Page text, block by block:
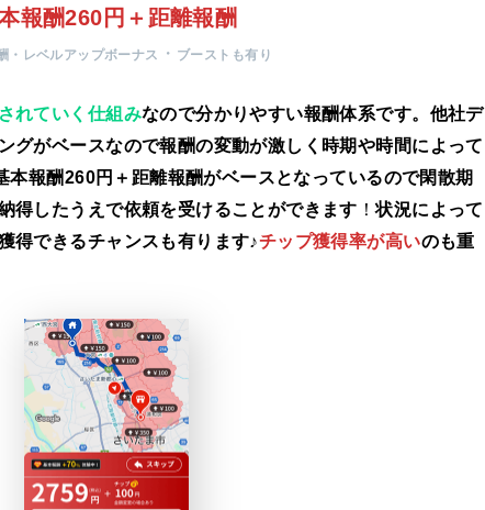
報酬260円＋距離報酬
・レベルアップボーナス ・ ブーストも有り
れていく仕組みなので分かりやすい報酬体系です。他社デ
グがベースなので報酬の変動が激しく時期や時間によって
本報酬260円＋距離報酬がベースとなっているので閑散期
得したうえで依頼を受けることができます ！状況によって
得できるチャンスも有ります♪チップ獲得率が高いのも重